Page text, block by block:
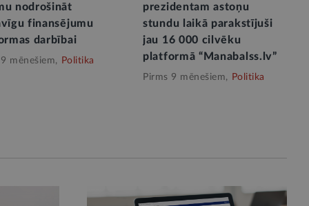
nodrošināt
finansējumu
darbībai
mēnešiem, Politika
prezidentam astoņu
stundu laikā parakstījuši
jau 16 000 cilvēku
platformā “Manabalss.lv”
Pirms 9 mēnešiem, Politika